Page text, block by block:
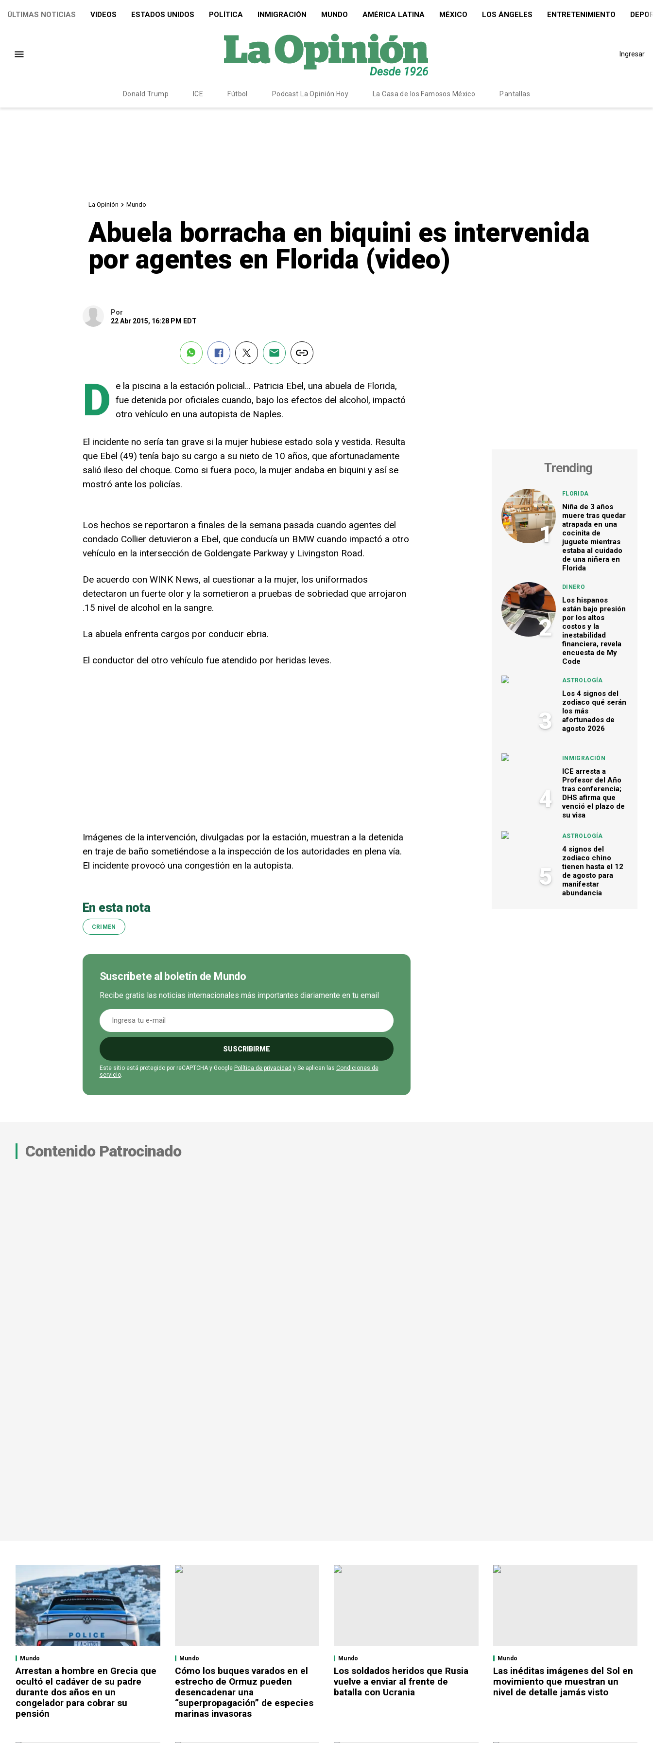
ÚLTIMAS NOTICIAS VIDEOS ESTADOS UNIDOS POLÍTICA INMIGRACIÓN MUNDO AMÉRICA LATINA MÉXICO LOS ÁNGELES ENTRETENIMIENTO
Ingresar
Donald Trump ICE Fútbol Podcast La Opinión Hoy La Casa de los Famosos México Pantallas
La Opinión Mundo
Abuela borracha en biquini es intervenida
por agentes en Florida (video)
Por
22 Abr 2015, 16:28 PM EDT
D
e la piscina a la estación policial… Patricia Ebel, una abuela de Florida,
fue detenida por oficiales cuando, bajo los efectos del alcohol, impactó
otro vehículo en una autopista de Naples.
El incidente no sería tan grave si la mujer hubiese estado sola y vestida. Resulta
que Ebel (49) tenía bajo su cargo a su nieto de 10 años, que afortunadamente
salió ileso del choque. Como si fuera poco, la mujer andaba en biquini y así se
mostró ante los policías.
Los hechos se reportaron a finales de la semana pasada cuando agentes del
condado Collier detuvieron a Ebel, que conducía un BMW cuando impactó a otro
vehículo en la intersección de Goldengate Parkway y Livingston Road.
De acuerdo con WINK News, al cuestionar a la mujer, los uniformados
detectaron un fuerte olor y la sometieron a pruebas de sobriedad que arrojaron
.15 nivel de alcohol en la sangre.
La abuela enfrenta cargos por conducir ebria.
El conductor del otro vehículo fue atendido por heridas leves.
Imágenes de la intervención, divulgadas por la estación, muestran a la detenida
en traje de baño sometiéndose a la inspección de los autoridades en plena vía.
El incidente provocó una congestión en la autopista.
En esta nota
CRIMEN
Suscríbete al boletín de Mundo
Recibe gratis las noticias internacionales más importantes diariamente en tu email
SUSCRIBIRME
Este sitio está protegido por reCAPTCHA y Google Política de privacidad y Se aplican las Condiciones de
servicio.
Trending
1
FLORIDA
Niña de 3 años
muere tras quedar
atrapada en una
cocinita de
juguete mientras
estaba al cuidado
de una niñera en
Florida
2
DINERO
Los hispanos
están bajo presión
por los altos
costos y la
inestabilidad
financiera, revela
encuesta de My
Code
3
ASTROLOGÍA
Los 4 signos del
zodiaco qué serán
los más
afortunados de
agosto 2026
4
INMIGRACIÓN
ICE arresta a
Profesor del Año
tras conferencia;
DHS afirma que
venció el plazo de
su visa
5
ASTROLOGÍA
4 signos del
zodiaco chino
tienen hasta el 12
de agosto para
manifestar
abundancia
Contenido Patrocinado
Mundo
Arrestan a hombre en Grecia que
ocultó el cadáver de su padre
durante dos años en un
congelador para cobrar su
pensión
Mundo
Cómo los buques varados en el
estrecho de Ormuz pueden
desencadenar una
“superpropagación” de especies
marinas invasoras
Mundo
Los soldados heridos que Rusia
vuelve a enviar al frente de
batalla con Ucrania
Mundo
Las inéditas imágenes del Sol en
movimiento que muestran un
nivel de detalle jamás visto